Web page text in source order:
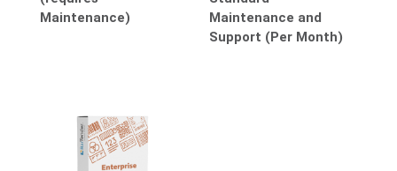
Maintenance)
Maintenance and
Support (Per Month)